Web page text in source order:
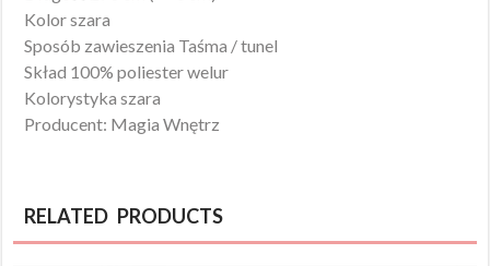
Kolor szara
Sposób zawieszenia Taśma / tunel
Skład 100% poliester welur
Kolorystyka szara
Producent: Magia Wnętrz
RELATED PRODUCTS